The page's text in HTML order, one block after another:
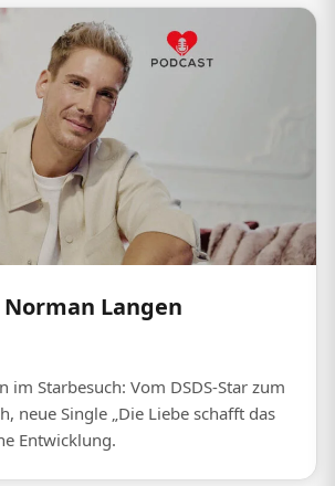
Langen
im Starbesuch: Vom DSDS-Star zum
neue Single „Die Liebe schafft das
Entwicklung.